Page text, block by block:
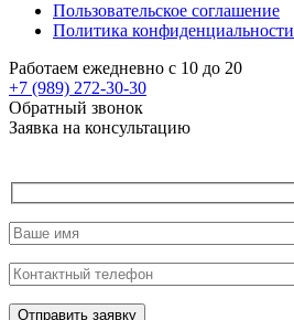
Пользовательское соглашение
Политика конфиденциальности
Работаем ежедневно с 10 до 20
+7 (989) 272-30-30
Обратный звонок
Заявка на консультацию